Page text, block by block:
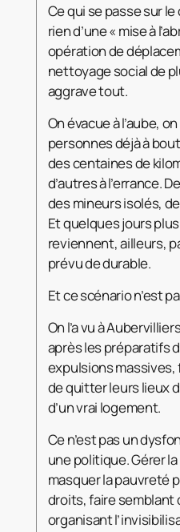
Ce qui se passe sur le
rien d’une « mise à
opération de
nettoyage social de
aggrave tout.
On évacue à l’aube,
personnes déjà à
des centaines de
d’autres à l’errance.
des mineurs isolés,
Et quelques jours
reviennent, ailleurs,
prévu de durable.
Et ce scénario n’est
On l’a vu à
après les préparatifs
expulsions
de quitter leurs lieux
d’un vrai logement.
Ce n’est pas un
une politique. Gérer
masquer la pauvreté
droits, faire semblant
organisant